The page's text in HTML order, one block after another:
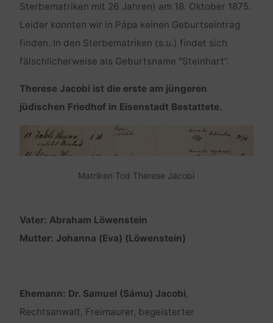
Sterbematriken mit 26 Jahren) am 18. Oktober 1875.
Leider konnten wir in Pápa keinen Geburtseintrag
finden. In den Sterbematriken (s.u.) findet sich
fälschlicherweise als Geburtsname “Steinhart”.
Therese Jacobi ist die erste am jüngeren
jüdischen Friedhof in Eisenstadt Bestattete.
Matriken Tod Therese Jacobi
Vater: Abraham Löwenstein
Mutter: Johanna (Eva) (Löwenstein)
Ehemann: Dr. Samuel (Sámu) Jacobi,
Rechtsanwalt, Freimaurer, begeisterter